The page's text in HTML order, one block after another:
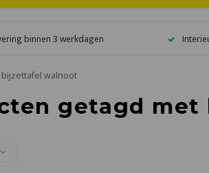
binnen 3 werkdagen
bijzettafel walnoot
getagd